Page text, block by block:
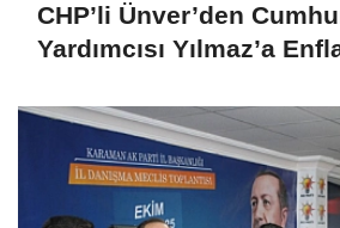
CHP’li Ünver’den
Yardımcısı Yılmaz’a
Iskalanıyor?